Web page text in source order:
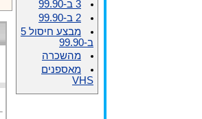
3 ב-99.90
2 ב-99.90
מבצע חיסול 5
ב-99.90
מהשכרה
מאספנים
VHS